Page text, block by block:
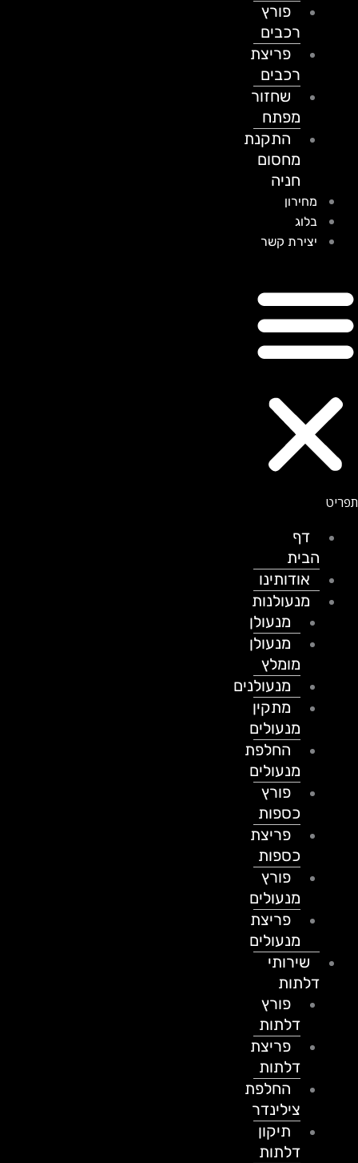
פורץ
רכבים
פריצת
רכבים
שחזור
מפתח
התקנת
מחסום
חניה
מחירון
בלוג
יצירת קשר
דף
הבית
אודותינו
מנעולנות
מנעולן
מנעולן
מומלץ
מנעולנים
מתקין
מנעולים
החלפת
מנעולים
פורץ
כספות
פריצת
כספות
פורץ
מנעולים
פריצת
מנעולים
שירותי
דלתות
פורץ
דלתות
פריצת
דלתות
החלפת
צילינדר
תיקון
דלתות